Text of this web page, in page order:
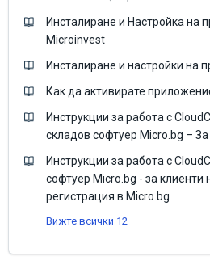
Инсталиране и Настройка на
Microinvest
Инсталиране и настройки на
Как да активирате
Инструкции за работа с
складов софтуер Micro.bg –
Инструкции за работа с
софтуер Micro.bg - за клиенти
регистрация в Micro.bg
Вижте всички 12